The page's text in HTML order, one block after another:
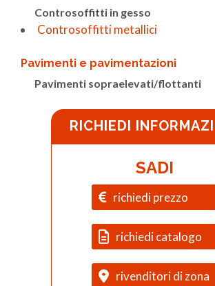
Controsoffitti in gesso
Controsoffitti metallici
Pavimenti e pavimentazioni
Pavimenti sopraelevati/flottanti
RICHIEDI
SADI
richiedi prezzo
richiedi catalogo
rivenditori di zona